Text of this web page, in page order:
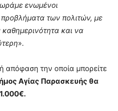
ενωμένοι
των πολιτών, με
και να
».
απόφαση την οποία μπορείτε
Αγίας Παρασκευής θα